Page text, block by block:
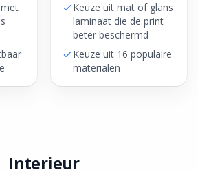
Keuze uit mat of glans
laminaat die de print
beter beschermd
Keuze uit 16 populaire
materialen
Interieur